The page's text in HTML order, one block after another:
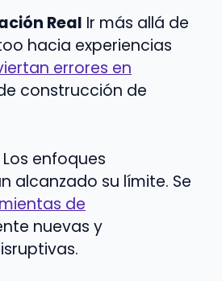
Real Ir más allá de
hacia experiencias
errores en
construcción de
Los enfoques
alcanzado su límite. Se
de
nuevas y